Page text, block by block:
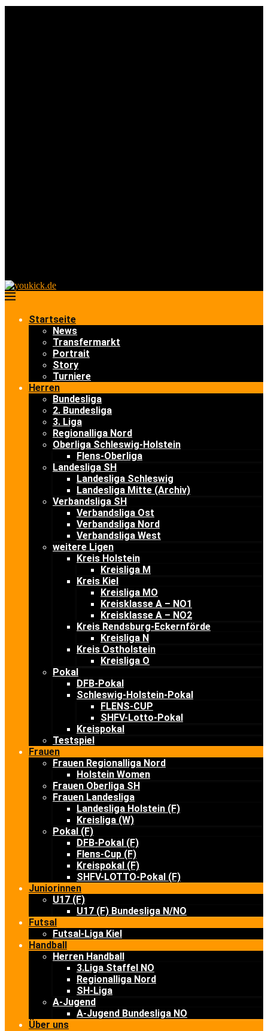
Startseite
News
Transfermarkt
Portrait
Story
Turniere
Herren
Bundesliga
2. Bundesliga
3. Liga
Regionalliga Nord
Oberliga Schleswig-Holstein
Flens-Oberliga
Landesliga SH
Landesliga Schleswig
Landesliga Mitte (Archiv)
Verbandsliga SH
Verbandsliga Ost
Verbandsliga Nord
Verbandsliga West
weitere Ligen
Kreis Holstein
Kreisliga M
Kreis Kiel
Kreisliga MO
Kreisklasse A – NO1
Kreisklasse A – NO2
Kreis Rendsburg-Eckernförde
Kreisliga N
Kreis Ostholstein
Kreisliga O
Pokal
DFB-Pokal
Schleswig-Holstein-Pokal
FLENS-CUP
SHFV-Lotto-Pokal
Kreispokal
Testspiel
Frauen
Frauen Regionalliga Nord
Holstein Women
Frauen Oberliga SH
Frauen Landesliga
Landesliga Holstein (F)
Kreisliga (W)
Pokal (F)
DFB-Pokal (F)
Flens-Cup (F)
Kreispokal (F)
SHFV-LOTTO-Pokal (F)
Juniorinnen
U17 (F)
U17 (F) Bundesliga N/NO
Futsal
Futsal-Liga Kiel
Handball
Herren Handball
3.Liga Staffel NO
Regionalliga Nord
SH-Liga
A-Jugend
A-Jugend Bundesliga NO
Über uns